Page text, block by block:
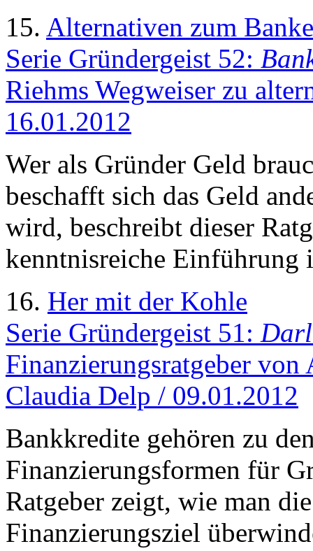
15. Alternativen zum
Serie Gründergeist 52:
Riehms Wegweiser zu
16.01.2012
Wer als Gründer Geld
beschafft sich das Geld
wird, beschreibt dieser
kenntnisreiche Einführung
16. Her mit der Kohle
Serie Gründergeist 51:
Finanzierungsratgeber
Claudia Delp / 09.01.2012
Bankkredite gehören zu
Finanzierungsformen für
Ratgeber zeigt, wie man
Finanzierungsziel